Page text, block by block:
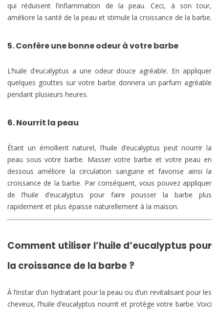
qui réduisent l’inflammation de la peau. Ceci, à son tour,
améliore la santé de la peau et stimule la croissance de la barbe.
5. Confère une bonne odeur à votre barbe
L’huile d’eucalyptus a une odeur douce agréable. En appliquer
quelques gouttes sur votre barbe donnera un parfum agréable
pendant plusieurs heures.
6. Nourrit la peau
Étant un émollient naturel, l’huile d’eucalyptus peut nourrir la
peau sous votre barbe. Masser votre barbe et votre peau en
dessous améliore la circulation sanguine et favorise ainsi la
croissance de la barbe. Par conséquent, vous pouvez appliquer
de l’huile d’eucalyptus pour faire pousser la barbe plus
rapidement et plus épaisse naturellement à la maison.
Comment utiliser l’huile d’eucalyptus pour
la croissance de la barbe ?
À l’instar d’un hydratant pour la peau ou d’un revitalisant pour les
cheveux, l’huile d’eucalyptus nourrit et protège votre barbe. Voici